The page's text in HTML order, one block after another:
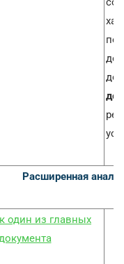
Расширенная
один из главных